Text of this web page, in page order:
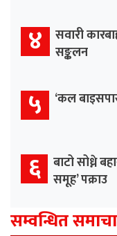
४ सवारी
सङ्कलन
५ ‘कल
६ बाटो सोध्ने
समूह’ पक्राउ
सम्वन्धित